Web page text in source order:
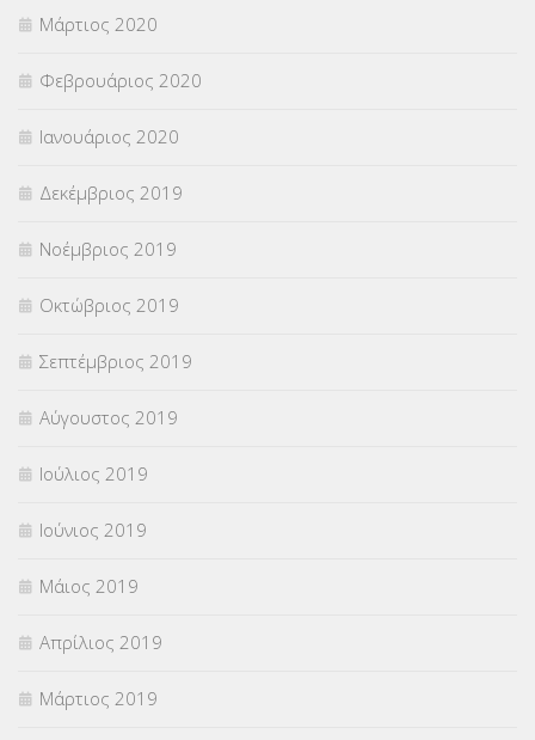
Μάρτιος 2020
Φεβρουάριος 2020
Ιανουάριος 2020
Δεκέμβριος 2019
Νοέμβριος 2019
Οκτώβριος 2019
Σεπτέμβριος 2019
Αύγουστος 2019
Ιούλιος 2019
Ιούνιος 2019
Μάιος 2019
Απρίλιος 2019
Μάρτιος 2019